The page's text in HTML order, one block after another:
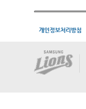
개인정보처리방침